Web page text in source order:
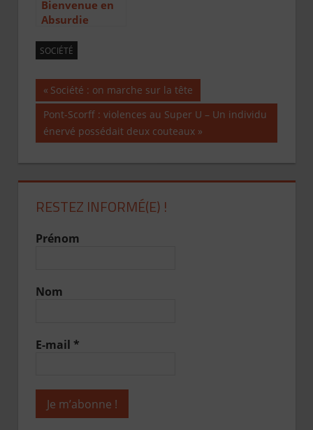
Bienvenue en
Absurdie
SOCIÉTÉ
Navigation
de
l’article
Publication
précédente :
Société : on marche sur la tête
Publication
suivante :
Pont-Scorff : violences au Super U – Un individu
énervé possédait deux couteaux
RESTEZ INFORMÉ(E) !
Prénom
Nom
E-mail *